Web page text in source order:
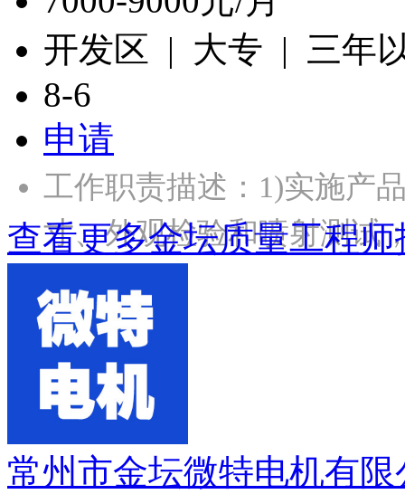
开发区 | 大专 | 三年
8-6
申请
工作职责描述：1)实施产
寸、外观检验和喷射测
查看更多金坛质量工程
常州市金坛微特电机有限